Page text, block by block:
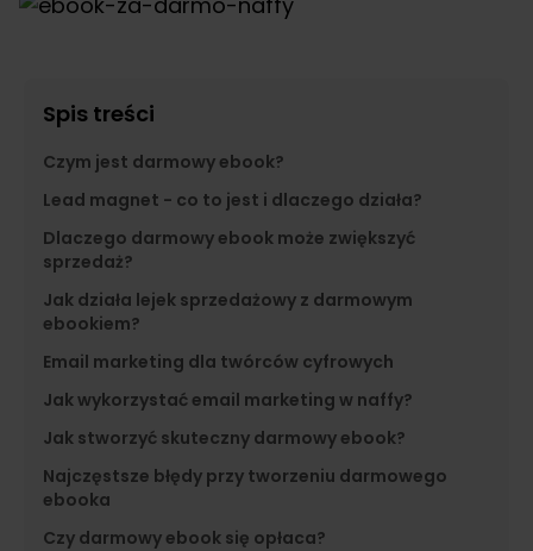
Spis treści
Czym jest darmowy ebook?
Lead magnet - co to jest i dlaczego działa?
Dlaczego darmowy ebook może zwiększyć
sprzedaż?
Jak działa lejek sprzedażowy z darmowym
ebookiem?
Email marketing dla twórców cyfrowych
Jak wykorzystać email marketing w naffy?
Jak stworzyć skuteczny darmowy ebook?
Najczęstsze błędy przy tworzeniu darmowego
ebooka
Czy darmowy ebook się opłaca?